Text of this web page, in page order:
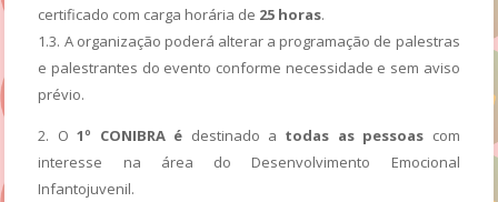
certificado com carga horária de 25 horas.
1.3. A organização poderá alterar a programação de palestras
e palestrantes do evento conforme necessidade e sem aviso
prévio.
2. O1º CONIBRA é destinado a todas as pessoas com
interesse na área do Desenvolvimento Emocional
Infantojuvenil.